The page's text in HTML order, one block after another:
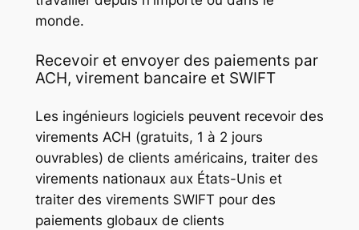
monde.
Recevoir et envoyer des paiements par
ACH, virement bancaire et SWIFT
Les ingénieurs logiciels peuvent recevoir des
virements ACH (gratuits, 1 à 2 jours
ouvrables) de clients américains, traiter des
virements nationaux aux États-Unis et
traiter des virements SWIFT pour des
paiements globaux de clients